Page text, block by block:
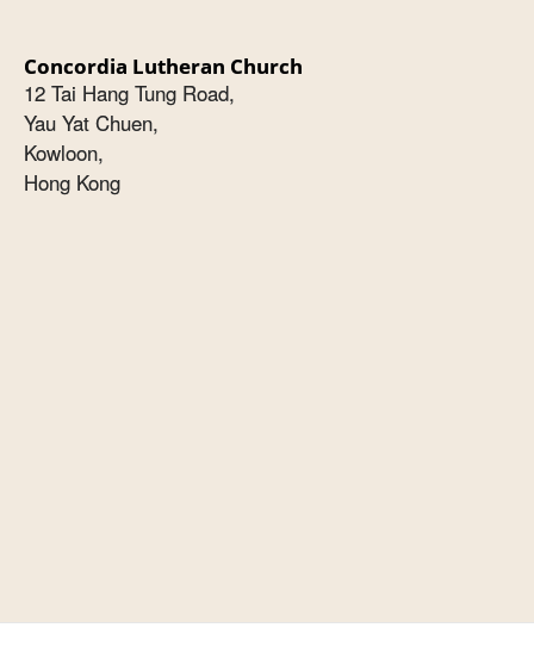
Concordia Lutheran Church
12 Tai Hang Tung Road,
Yau Yat Chuen,
Kowloon,
Hong Kong